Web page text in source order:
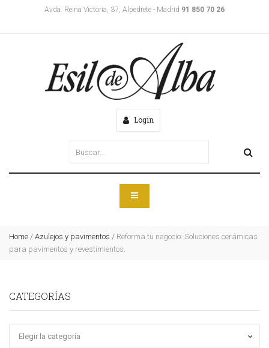
Avda. Reina Victoria, 37, Alpedrete - Madrid 91 850 70 26
Login
Home / Azulejos y pavimentos / Reforma tu negocio: Soluciones cerámicas
para pavimentos y revestimientos.
CATEGORÍAS